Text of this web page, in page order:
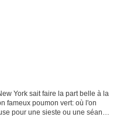
York sait faire la part belle à la
fameux poumon vert: où l'on
pour une sieste ou une séance